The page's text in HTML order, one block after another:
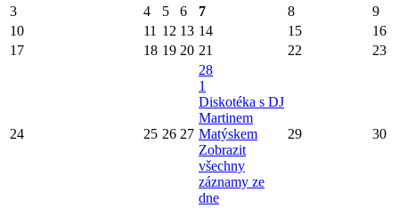
3 4 5 6 7 8
9
10
11 12 13 14 15
16
17
18 19 20 21 22 23
24 25 26 27
28
1
Diskotéka s DJ
Martinem
Matýskem
Zobrazit
všechny
záznamy ze
dne
29 30